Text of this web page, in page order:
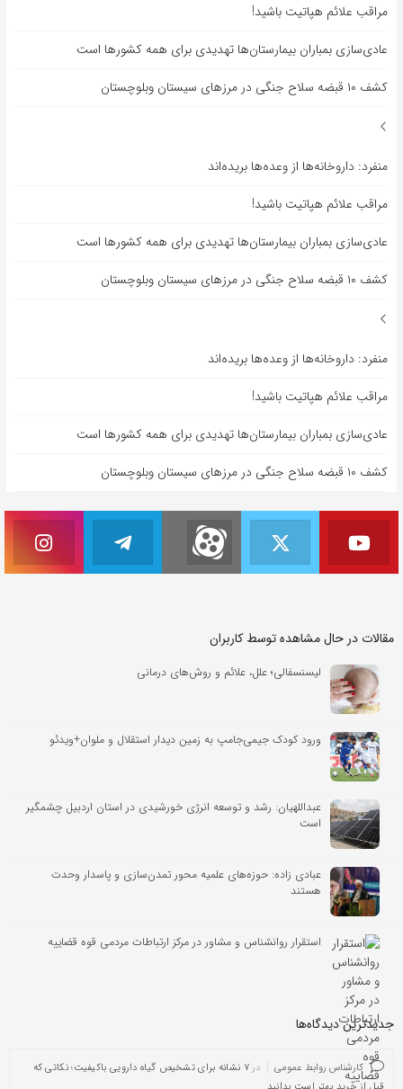
مراقب علائم هپاتیت باشید!
عادی‌سازی بمباران بیمارستان‌ها تهدیدی برای همه کشورها است
کشف ۱۰ قبضه سلاح جنگی در مرزهای سیستان وبلوچستان
منفرد: داروخانه‌ها از وعده‌ها بریده‌اند
مراقب علائم هپاتیت باشید!
عادی‌سازی بمباران بیمارستان‌ها تهدیدی برای همه کشورها است
کشف ۱۰ قبضه سلاح جنگی در مرزهای سیستان وبلوچستان
منفرد: داروخانه‌ها از وعده‌ها بریده‌اند
مراقب علائم هپاتیت باشید!
عادی‌سازی بمباران بیمارستان‌ها تهدیدی برای همه کشورها است
کشف ۱۰ قبضه سلاح جنگی در مرزهای سیستان وبلوچستان
مقالات در حال مشاهده توسط کاربران
لیسنسفالی؛ علل، علائم و روش‌های درمانی
ورود کودک جیمی‌جامپ به زمین دیدار استقلال و ملوان+ویدئو
عبداللهیان: رشد و توسعه انرژی خورشیدی در استان اردبیل چشمگیر
است
عبادی زاده: حوزه‌های علمیه محور تمدن‌سازی و پاسدار وحدت
هستند
استقرار روانشناس و مشاور در مرکز ارتباطات مردمی قوه قضاییه
جدیدترین دیدگاه‌‌ها
کارشناس روابط عمومی در
۷ نشانه برای تشخیص گیاه دارویی باکیفیت؛ نکاتی که